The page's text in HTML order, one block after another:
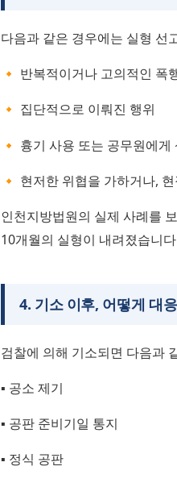
다음과 같은 경우에는 실형 선
🔸 반복적이거나 고의적인 폭
🔸 집단적으로 이뤄진 행위
🔸 흉기 사용 또는 공무원에게
🔸 현저한 위협을 가하거나,
인천지방법원의 실제 사례를
10개월의 실형이 내려졌습니
4. 기소 이후, 어떻게 대
검찰에 의해 기소되면 다음과
▪️ 공소 제기
▪️ 공판 준비기일 통지
▪️ 정식 공판